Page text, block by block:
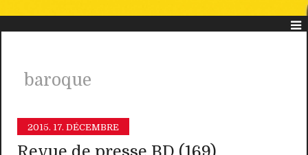
baroque
2015. 17. DÉCEMBRE